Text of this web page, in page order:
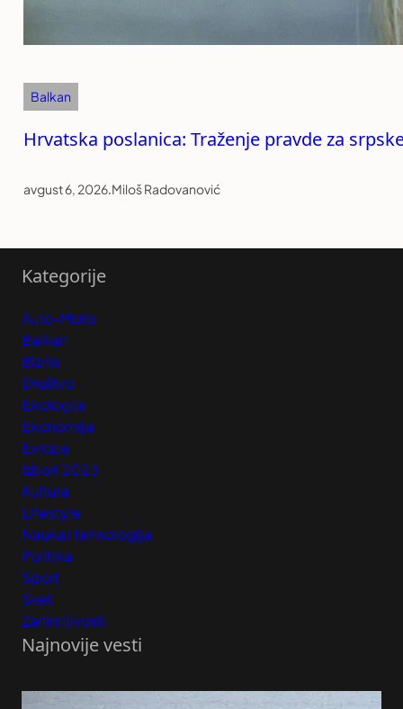
Balkan
Hrvatska poslanica: Traženje pravde za
avgust 6, 2026.Miloš Radovanović
Kategorije
Auto-Moto
Balkan
Biznis
Društvo
Ekologija
Ekonomija
Evropa
Izbori 2023
Kultura
Lifestyle
Nauka i tehnologija
Politika
Sport
Svet
Zanimljivosti
Najnovije vesti